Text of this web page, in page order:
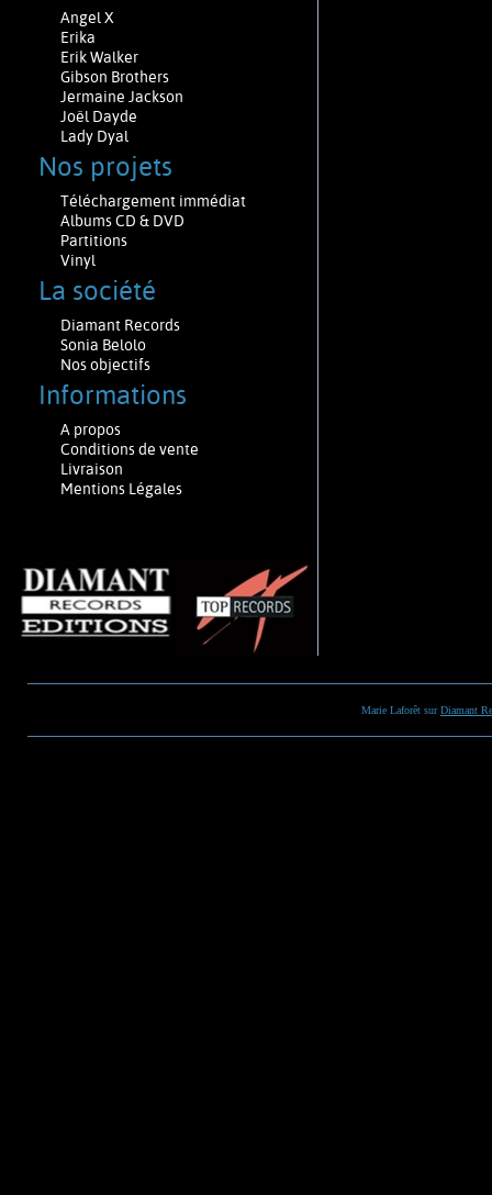
Angel X
Erika
Erik Walker
Gibson Brothers
Jermaine Jackson
Joël Dayde
Lady Dyal
Nos projets
Téléchargement immédiat
Albums CD & DVD
Partitions
Vinyl
La société
Diamant Records
Sonia Belolo
Nos objectifs
Informations
A propos
Conditions de vente
Livraison
Mentions Légales
Marie Laforêt surDiamant